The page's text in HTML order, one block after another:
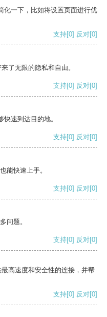
化一下，比如将设置页面进行优
支持[0] 反对[0]
了无限的隐私和自由。
支持[0] 反对[0]
速到达目的地。
支持[0] 反对[0]
能快速上手。
支持[0] 反对[0]
问题。
支持[0] 反对[0]
高速度和安全性的连接，并帮
支持[0] 反对[0]